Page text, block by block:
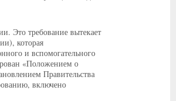
Это требование вытекает
которая
и вспомогательного
«Положением о
Правительства
включено